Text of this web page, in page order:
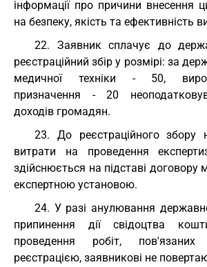
інформації про причини внесення
на безпеку, якість та ефективність
22. Заявник сплачує до
реєстраційний збір у розмірі: за
медичної техніки - 50,
призначення - 20
доходів громадян.
23. До реєстраційного збору
витрати на проведення
здійснюється на підставі договору
експертною установою.
24. У разі анулювання
припинення дії свідоцтва
проведення робіт,
реєстрацією, заявникові не